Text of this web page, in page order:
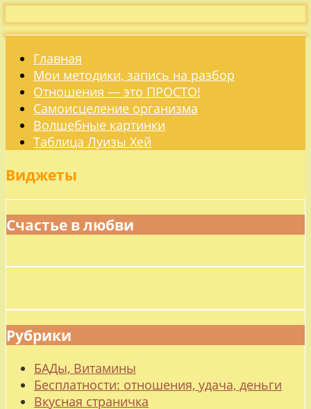
Главная
Мои методики, запись на разбор
Отношения — это ПРОСТО!
Самоисцеление организма
Волшебные картинки
Таблица Луизы Хей
Виджеты
Счастье в любви
Рубрики
БАДы, Витамины
Бесплатности: отношения, удача, деньги
Вкусная страничка